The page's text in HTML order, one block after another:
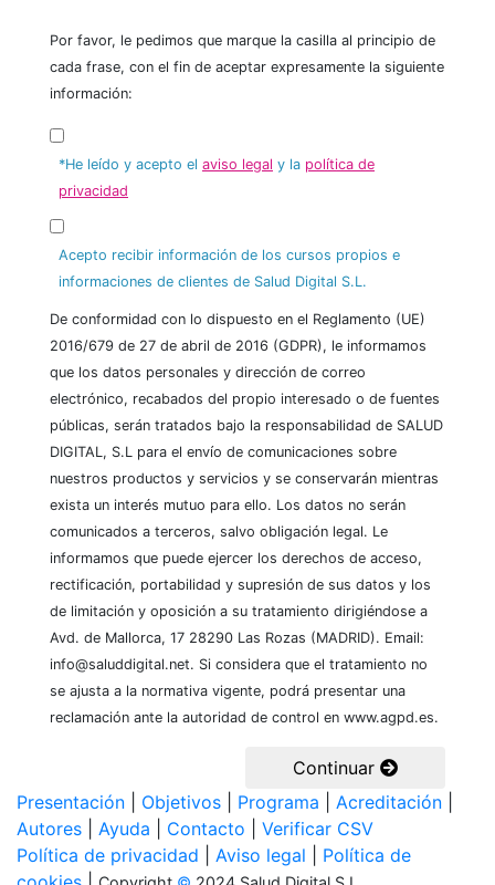
Por favor, le pedimos que marque la casilla al principio de
cada frase, con el fin de aceptar expresamente la siguiente
información:
*He leído y acepto el aviso legal y la política de
privacidad
Acepto recibir información de los cursos propios e
informaciones de clientes de Salud Digital S.L.
De conformidad con lo dispuesto en el Reglamento (UE)
2016/679 de 27 de abril de 2016 (GDPR), le informamos
que los datos personales y dirección de correo
electrónico, recabados del propio interesado o de fuentes
públicas, serán tratados bajo la responsabilidad de SALUD
DIGITAL, S.L para el envío de comunicaciones sobre
nuestros productos y servicios y se conservarán mientras
exista un interés mutuo para ello. Los datos no serán
comunicados a terceros, salvo obligación legal. Le
informamos que puede ejercer los derechos de acceso,
rectificación, portabilidad y supresión de sus datos y los
de limitación y oposición a su tratamiento dirigiéndose a
Avd. de Mallorca, 17 28290 Las Rozas (MADRID). Email:
info@saluddigital.net. Si considera que el tratamiento no
se ajusta a la normativa vigente, podrá presentar una
reclamación ante la autoridad de control en www.agpd.es.
Continuar
Presentación
Objetivos Programa Acreditación
Autores
Ayuda Contacto
Verificar CSV
Política de privacidad
Aviso legal
Política de